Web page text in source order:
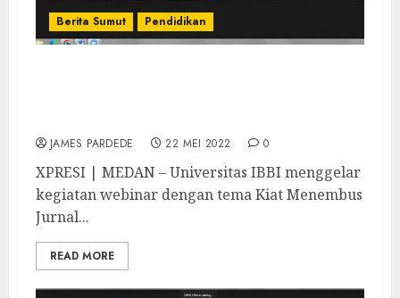
Berita Sumut Pendidikan
JAMES PARDEDE 22 MEI 2022 0
XPRESI | MEDAN – Universitas IBBI menggelar
kegiatan webinar dengan tema Kiat Menembus
Jurnal...
READ MORE